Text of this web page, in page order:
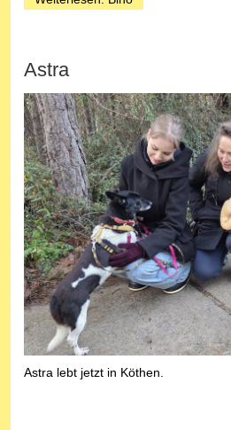
Astra
Astra lebt jetzt in Köthen.